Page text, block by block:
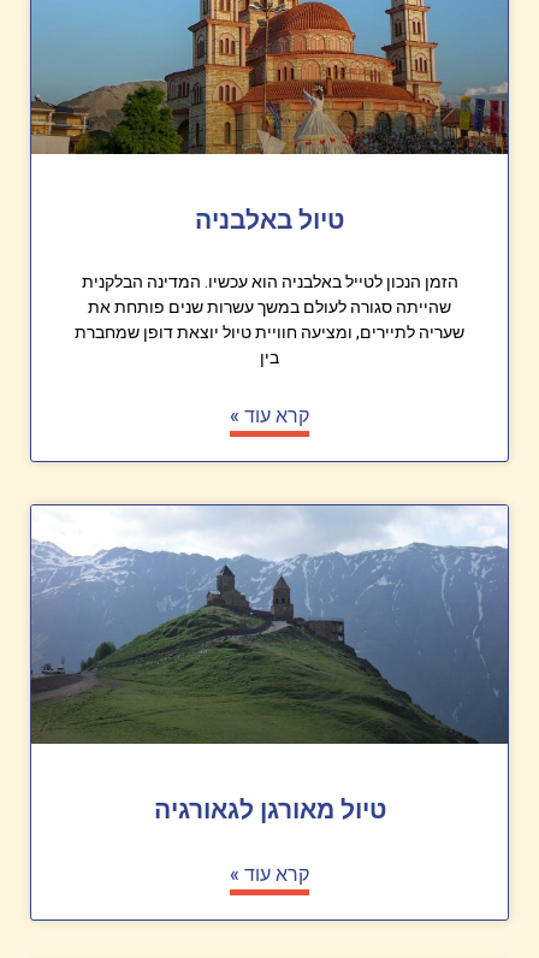
טיול באלבניה
הזמן הנכון לטייל באלבניה הוא עכשיו. המדינה הבלקנית
שהייתה סגורה לעולם במשך עשרות שנים פותחת את
שעריה לתיירים, ומציעה חוויית טיול יוצאת דופן שמחברת
בין
קרא עוד »
טיול מאורגן לגאורגיה
קרא עוד »